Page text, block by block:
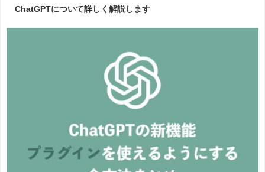
ChatGPTについて詳しく解説します